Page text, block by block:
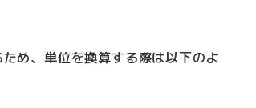
め、単位を換算する際は以下のよ